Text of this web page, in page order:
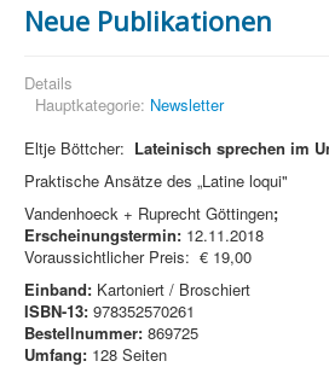
Neue Publikationen
Details
Hauptkategorie: Newsletter
Eltje Böttcher: Lateinisch sprechen im
Praktische Ansätze des „Latine loqui"
Vandenhoeck + Ruprecht Göttingen;
Erscheinungstermin: 12.11.2018
Voraussichtlicher Preis: € 19,00
Einband: Kartoniert / Broschiert
ISBN-13: 978352570261
Bestellnummer: 869725
Umfang: 128 Seiten